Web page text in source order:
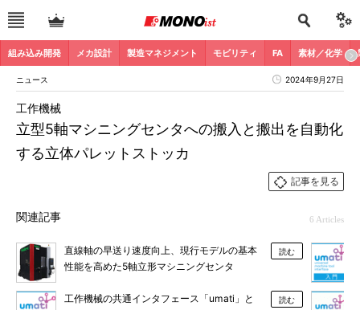
組み込み開発 メカ設計 製造マネジメント モビリティ FA 素材／化学
ニュース 2024年9月27日
立型5軸マシニングセンタへの搬入と搬出を自動化
する立体パレットストッカ
工作機械
記事を見る
関連記事 6 Articles
直線軸の早送り速度向上、現行モデルの基本
性能を高めた5軸立形マシニングセンタ
読む
工作機械の共通インタフェース「umati」と
読む